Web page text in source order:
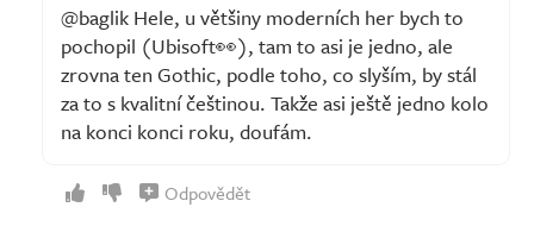
@baglik Hele, u většiny moderních her bych to
pochopil (Ubisoft👀), tam to asi je jedno, ale
zrovna ten Gothic, podle toho, co slyším, by stál
za to s kvalitní češtinou. Takže asi ještě jedno kolo
na konci konci roku, doufám.
Odpovědět